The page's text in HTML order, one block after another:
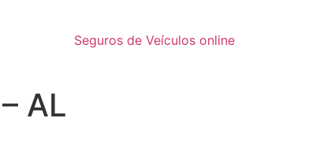
Seguros de Veículos online
AL